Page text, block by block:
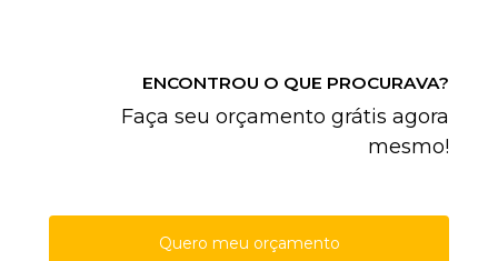
ENCONTROU O QUE PROCURAVA?
Faça seu orçamento grátis agora
mesmo!
Quero meu orçamento